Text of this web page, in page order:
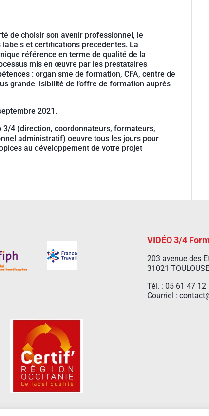
de choisir son avenir professionnel, le
et certifications précédentes. La
référence en terme de qualité de la
mis en œuvre par les prestataires
: organisme de formation, CFA, centre de
grande lisibilité de l’offre de formation auprès
2021.
3/4 (direction, coordonnateurs, formateurs,
administratif) oeuvre tous les jours pour
au développement de votre projet
VIDÉO 3/4
203 avenue des
31021
Tèl. : 05 61 47 12
Courriel :